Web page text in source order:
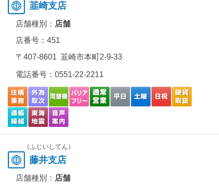
韮崎支店
店舗種別： 店舗
店番号：451
〒407-8601 韮崎市本町2-9-33
電話番号： 0551-22-2211
（ふじいしてん）
藤井支店
店舗種別： 店舗